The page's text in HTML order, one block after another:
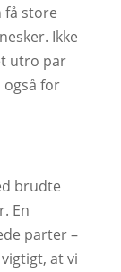
få store
Ikke
utro par
også for
brudte
En
parter –
at vi